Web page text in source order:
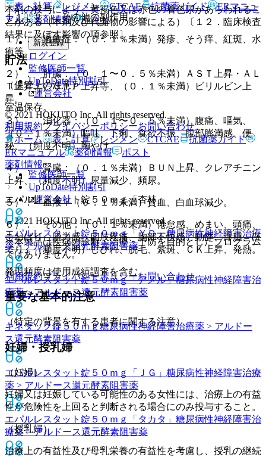
本剤の投与により、黄褐色又は赤色の着色尿があらわれるこ
とがある（本剤及び代謝物の影響による）〔１２．臨床検査
結果に及ぼす影響の項参照〕。
貯法
（保管上の注意）
室温保存。
ホーム
薬剤情報
エパルレスタット錠５０ｍｇ「杏林」
エパルレスタット錠５０ｍｇ「ＹＤ」糖尿病性神経障害治療
薬 > アルドース還元酵素阻害薬
エパルレスタット錠５０ｍｇ「アメル」糖尿病性神経障害治
療薬 > アルドース還元酵素阻害薬
キネダック錠５０ｍｇ糖尿病性神経障害治療薬 > アルドー
ス還元酵素阻害薬
エパルレスタット錠５０ｍｇ「ＪＧ」 糖尿病性神経障害治療
薬 > アルドース還元酵素阻害薬
エパルレスタット錠５０ｍｇ「タカタ」 糖尿病性神経障害治
療薬 > アルドース還元酵素阻害薬
１１．２． その他の副作用
１）． 過敏症：（０．１％未満）発疹、そう痒、紅斑、水
疱等。
２）． 肝臓：（０．１〜０．５％未満）ＡＳＴ上昇・ＡＬ
Ｔ上昇・γ−ＧＴＰ上昇等、（０．１％未満）ビリルビン上
昇。
３）． 消化器：（０．１〜０．５％未満）腹痛、嘔気、
（０．１％未満）嘔吐、下痢、食欲不振、腹部膨満感、便
秘、（頻度不明）胸やけ。
４）． 腎臓：（０．１％未満）ＢＵＮ上昇、クレアチニン
上昇、（頻度不明）尿量減少、頻尿。
５）． 血液：（０．１％未満）貧血、白血球減少。
６）． その他：（０．１％未満）倦怠感、めまい、頭痛、
こわばり、脱力感、四肢疼痛、胸部不快感、動悸、浮腫、ほ
てり、（頻度不明）しびれ、脱毛、紫斑、ＣＫ上昇、発熱。
発現頻度は使用成績調査を含む。
重要な基本的注意
（特定の背景を有する患者に関する注意）
妊婦・授乳婦
（妊婦）
妊婦又は妊娠している可能性のある女性には、治療上の有益
性が危険性を上回ると判断される場合にのみ投与すること。
（授乳婦）
治療上の有益性及び母乳栄養の有益性を考慮し、授乳の継続
表・計算
レジメン CTCAE 抗菌薬ガイド
ERマニュ
アル
薬剤情報 ポスト
新規登録
ログイン
監修医師一覧
UpToDate特別割引
運営会社
© 2021 HOKUTO Inc. All rights reserved.
利用規約プライバシーポリシーお問い合わせ
ホーム
表・計算 レジメン CTCAE
抗菌薬ガイド
ERマニュアル
薬剤情報 ポスト
監修医師一覧
UpToDate特別割引
運営会社
© 2021 HOKUTO Inc. All rights reserved.
※本製品は疾病の診断・治療・予防を目的としたプログラム
ではありません。
利用規約プライバシーポリシーお問い合わせ